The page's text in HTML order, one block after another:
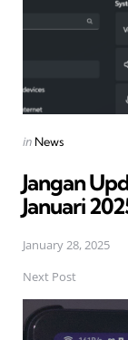
Posted
in News
Jangan
Januari
January 28, 2025
Next Post